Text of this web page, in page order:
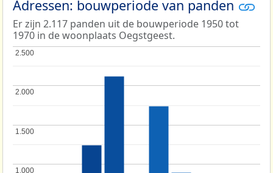
Adressen: bouwperiode van panden
Er zijn 2.117 panden uit de bouwperiode 1950 tot
1970 in de woonplaats Oegstgeest.
1.000
1.000
1.500
1.500
2.000
2.000
2.500
2.500